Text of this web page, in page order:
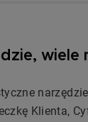
wiele
Klienta,